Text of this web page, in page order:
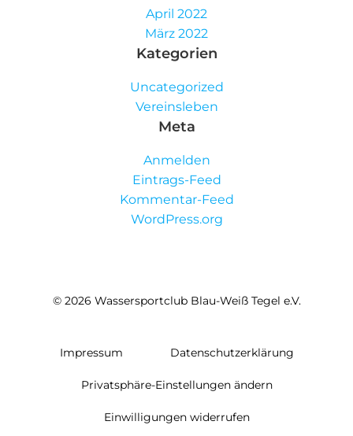
April 2022
März 2022
Kategorien
Uncategorized
Vereinsleben
Meta
Anmelden
Eintrags-Feed
Kommentar-Feed
WordPress.org
© 2026 Wassersportclub Blau-Weiß Tegel e.V.
Impressum Datenschutzerklärung
Privatsphäre-Einstellungen ändern
Einwilligungen widerrufen